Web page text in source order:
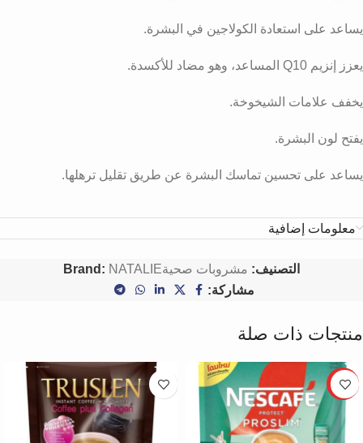
يساعد على استعادة الكولاجين في البشرة.
يعزز إنزيم Q10 المساعد، وهو مضاد للأكسدة.
يخفف علامات الشيخوخة.
يفتح لون البشرة.
يساعد على تحسين تماسك البشرة عن طريق تقليل ترهلها.
معلومات إضافية
التصنيف: مشروبات صحية Brand: NATALIE
مشاركة:
منتجات ذات صلة
HOT